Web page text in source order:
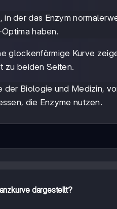
der das Enzym
haben.
glockenförmige Kurve
zu beiden Seiten.
der Biologie und Medizin,
die Enzyme nutzen.
dargestellt?